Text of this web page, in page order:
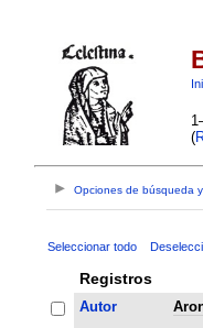
(
Opciones de búsqueda
Seleccionar todo
Registros
Autor